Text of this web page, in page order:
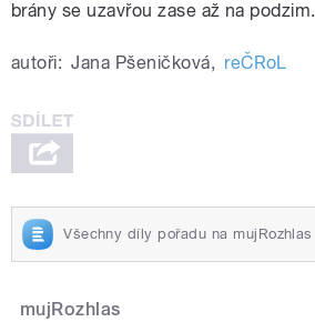
brány se uzavřou zase až na podzim.
autoři: Jana Pšeničková, reČRoL
Všechny díly pořadu na mujRozhlas
mujRozhlas